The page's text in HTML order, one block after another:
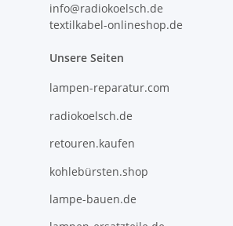
info@radiokoelsch.de
textilkabel-onlineshop.de
Unsere Seiten
lampen-reparatur.com
radiokoelsch.de
retouren.kaufen
kohlebürsten.shop
lampe-bauen.de